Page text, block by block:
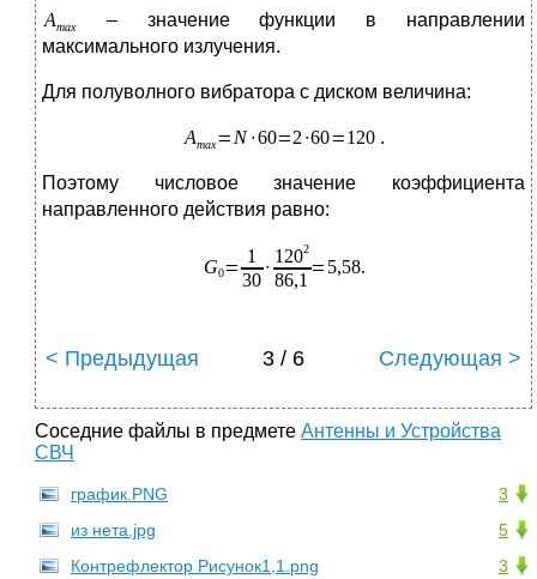
– значение функции в направлении
максимального излучения.
Для полуволного вибратора с диском величина:
.
Поэтому числовое значение коэффициента
направленного действия равно:
< Предыдущая 3 / 6 Следующая >
Соседние файлы в предмете Антенны и Устройства
СВЧ
3
график.PNG
5
из нета.jpg
3
Контрефлектор Рисунок1,1.png